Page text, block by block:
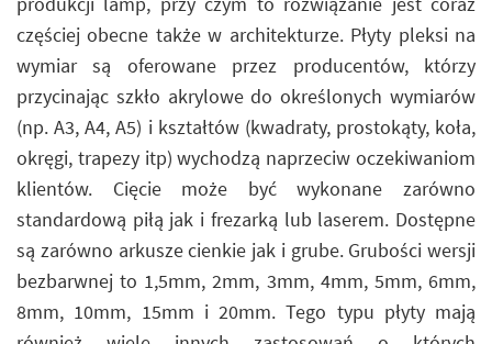
częściej obecne także w architekturze. Płyty pleksi na
wymiar są oferowane przez producentów, którzy
przycinając szkło akrylowe do określonych wymiarów
(np. A3, A4, A5) i kształtów (kwadraty, prostokąty, koła,
okręgi, trapezy itp) wychodzą naprzeciw oczekiwaniom
klientów. Cięcie może być wykonane zarówno
standardową piłą jak i frezarką lub laserem. Dostępne
są zarówno arkusze cienkie jak i grube. Grubości wersji
bezbarwnej to 1,5mm, 2mm, 3mm, 4mm, 5mm, 6mm,
8mm, 10mm, 15mm i 20mm. Tego typu płyty mają